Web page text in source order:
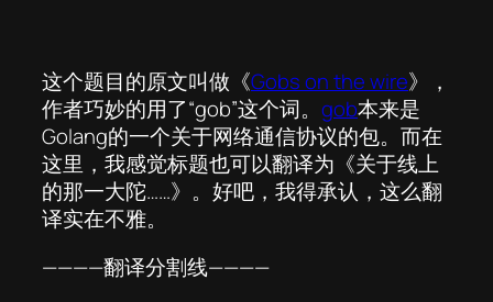
这个题目的原文叫做《Gobs on the wire》，
作者巧妙的用了“gob”这个词。 gob本来是
Golang的一个关于网络通信协议的包。而在
这里，我感觉标题也可以翻译为《关于线上
的那一大陀……》。好吧，我得承认，这么翻
译实在不雅。
————翻译分割线————